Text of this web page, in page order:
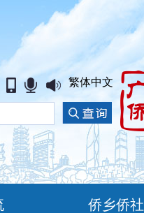
繁体中文
侨乡侨社